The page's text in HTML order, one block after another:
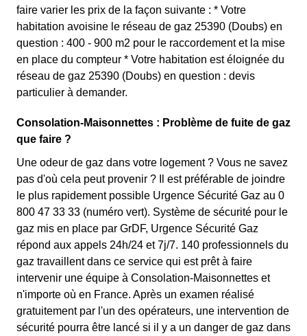
faire varier les prix de la façon suivante : * Votre
habitation avoisine le réseau de gaz 25390 (Doubs) en
question : 400 - 900 m2 pour le raccordement et la mise
en place du compteur * Votre habitation est éloignée du
réseau de gaz 25390 (Doubs) en question : devis
particulier à demander.
Consolation-Maisonnettes : Problème de fuite de gaz
que faire ?
Une odeur de gaz dans votre logement ? Vous ne savez
pas d'où cela peut provenir ? Il est préférable de joindre
le plus rapidement possible Urgence Sécurité Gaz au 0
800 47 33 33 (numéro vert). Système de sécurité pour le
gaz mis en place par GrDF, Urgence Sécurité Gaz
répond aux appels 24h/24 et 7j/7. 140 professionnels du
gaz travaillent dans ce service qui est prêt à faire
intervenir une équipe à Consolation-Maisonnettes et
n'importe où en France. Après un examen réalisé
gratuitement par l'un des opérateurs, une intervention de
sécurité pourra être lancé si il y a un danger de gaz dans